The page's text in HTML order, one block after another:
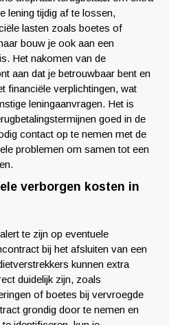
lening tijdig af te lossen,
lasten zoals boetes of
bouw je ook aan een
Het nakomen van de
aan dat je betrouwbaar bent en
financiële verplichtingen, wat
leningaanvragen. Het is
goed in de
contact op te nemen met de
problemen om samen tot een
verborgen kosten in
te zijn op eventuele
bij het afsluiten van een
kunnen extra
duidelijk zijn, zoals
of boetes bij vervroegde
grondig door te nemen en